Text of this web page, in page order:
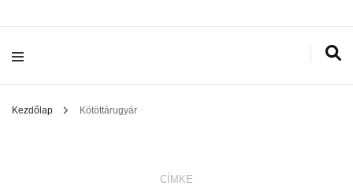
Kezdőlap Kötöttárugyár
CÍMKE